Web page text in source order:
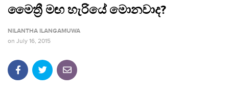
මෛත්‍රී මඟ හැරියේ මොනවාද?
NILANTHA ILANGAMUWA
on July 16, 2015